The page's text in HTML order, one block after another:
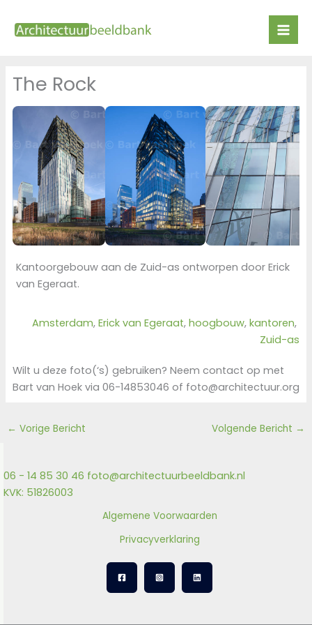
naar
The Rock
Kantoorgebouw aan de Zuid-as ontworpen door Erick
van Egeraat.
Amsterdam, Erick van Egeraat, hoogbouw, kantoren
Zuid-as
Wilt u deze foto(‘s) gebruiken? Neem contact op met
Bart van Hoek via 06-14853046 of foto@architectuur.org
← Vorige Bericht Volgende Bericht →
06 - 14 85 30 46 foto@architectuurbeeldbank.nl
KVK: 51826003
Algemene Voorwaarden
Privacyverklaring